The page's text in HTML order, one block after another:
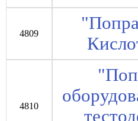
4809
4810